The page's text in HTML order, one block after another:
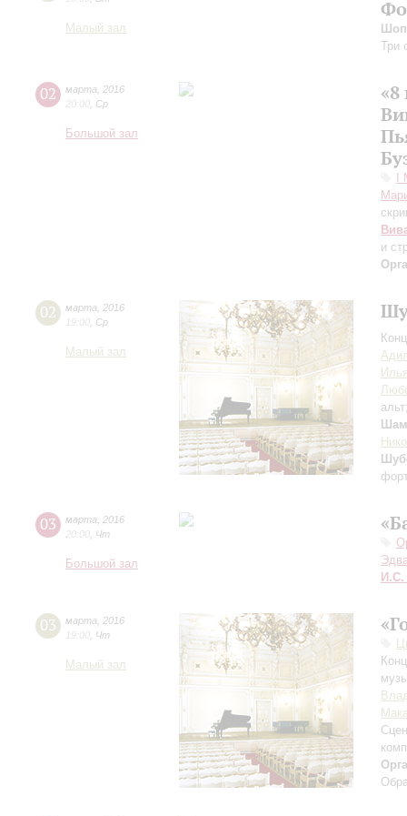
Малый зал
Три
02 марта
2016
20:00 Ср
Большой зал
«8
и
02 марта
2016
19:00 Ср
Малый зал
03 марта
2016
20:00 Чт
Большой зал
И.С.
03 марта
2016
19:00 Чт
Малый зал